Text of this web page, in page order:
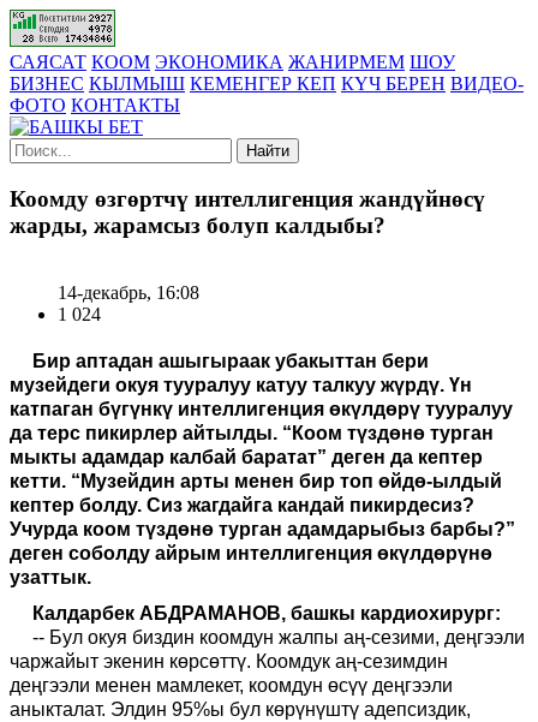
САЯСАТ КООМ ЭКОНОМИКА ЖАНИРМЕМ ШОУ
БИЗНЕС КЫЛМЫШ КЕМЕНГЕР КЕП КҮЧ БЕРЕН ВИДЕО-
ФОТО КОНТАКТЫ
Найти
Коомду өзгөртчү интеллигенция жандүйнөсү
жарды, жарамсыз болуп калдыбы?
14-декабрь, 16:08
1 024
Бир аптадан ашыгыраак убакыттан бери
музейдеги окуя тууралуу катуу талкуу жүрдү. Үн
катпаган бүгүнкү интеллигенция өкүлдөрү тууралуу
да терс пикирлер айтылды. “Коом түздөнө турган
мыкты адамдар калбай баратат” деген да кептер
кетти. “Музейдин арты менен бир топ өйдө-ылдый
кептер болду. Сиз жагдайга кандай пикирдесиз?
Учурда коом түздөнө турган адамдарыбыз барбы?”
деген соболду айрым интеллигенция өкүлдөрүнө
узаттык.
Калдарбек АБДРАМАНОВ, башкы кардиохирург:
-- Бул окуя биздин коомдун жалпы аң-сезими, деңгээли
чаржайыт экенин көрсөттү. Коомдук аң-сезимдин
деңгээли менен мамлекет, коомдун өсүү деңгээли
аныкталат. Элдин 95%ы бул көрүнүштү адепсиздик,